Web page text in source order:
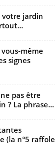
jardin
même
signes
pas être
? La phrase...
(la n°5 raffole